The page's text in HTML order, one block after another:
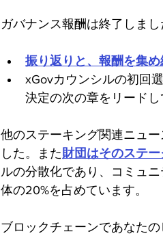
ガバナンス報酬は終了しまし
振り返りと、報酬を集め
xGovカウンシルの初回
決定の次の章をリードし
他のステーキング関連ニュー
した。また財団はそのステ
ルの分散化であり、コミュ
体の20%を占めています。
ブロックチェーンであなた